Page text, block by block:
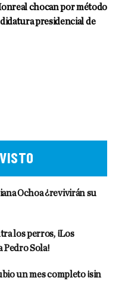
chocan por método
presidencial de
Ochoa ¿revivirán su
los perros, ¡Los
Pedro Sola!
un mes completo ¡sin